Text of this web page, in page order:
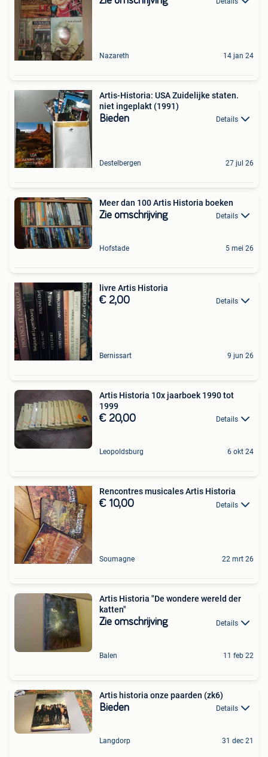
Nazareth 14 jan 24
Artis-Historia: USA Zuidelijke staten.
niet ingeplakt (1991)
Bieden Details
Destelbergen 27 jul 26
Meer dan 100 Artis Historia boeken
Zie omschrijving Details
Hofstade 5 mei 26
livre Artis Historia
€ 2,00 Details
Bernissart 9 jun 26
Artis Historia 10x jaarboek 1990 tot
1999
€ 20,00 Details
Leopoldsburg 6 okt 24
Rencontres musicales Artis Historia
€ 10,00 Details
Soumagne 22 mrt 26
Artis Historia "De wondere wereld der
katten"
Zie omschrijving Details
Balen 11 feb 22
Artis historia onze paarden (zk6)
Bieden Details
Langdorp 31 dec 21